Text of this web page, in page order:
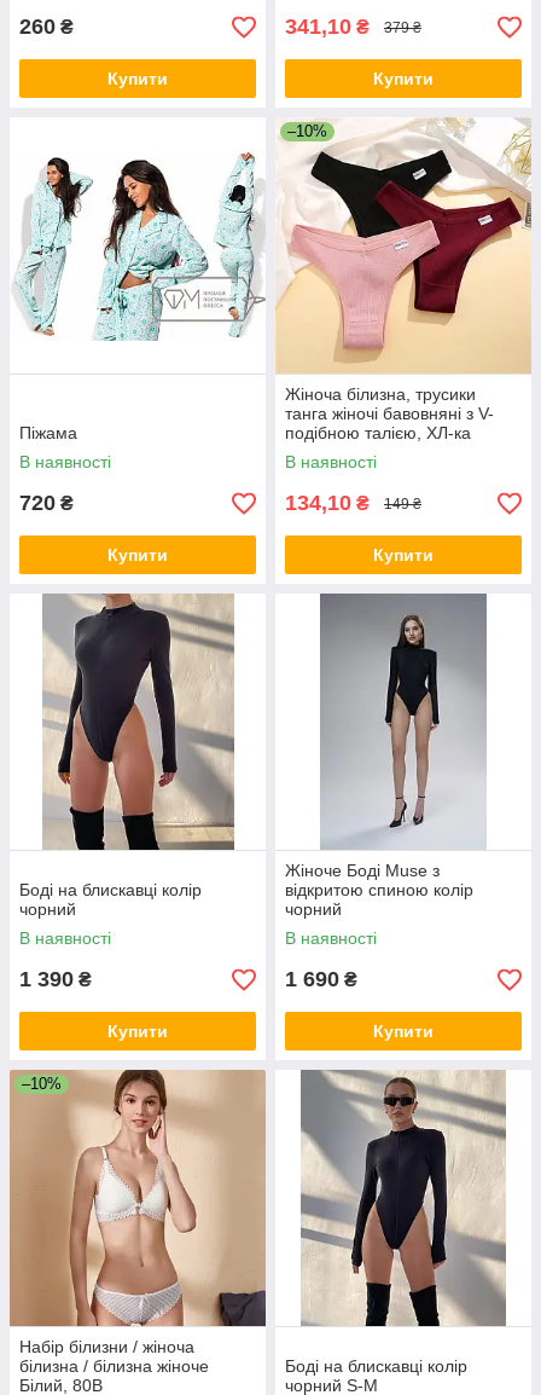
260 ₴
Купити
341,10 ₴ 379 ₴
Купити
Піжама
В наявності
720 ₴
Купити
–10%
Жіноча білизна, трусики
танга жіночі бавовняні з V-
подібною талією, ХЛ-ка
В наявності
134,10 ₴ 149 ₴
Купити
Боді на блискавці колір
чорний
В наявності
1 390 ₴
Купити
Жіноче Боді Muse з
відкритою спиною колір
чорний
В наявності
1 690 ₴
Купити
–10%
Набір білизни / жіноча
білизна / білизна жіноче
Білий, 80В
Боді на блискавці колір
чорний S-M